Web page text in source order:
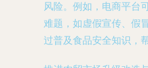
风险。例如，电商平台
难题，如虚假宣传、假
过普及食品安全知识，